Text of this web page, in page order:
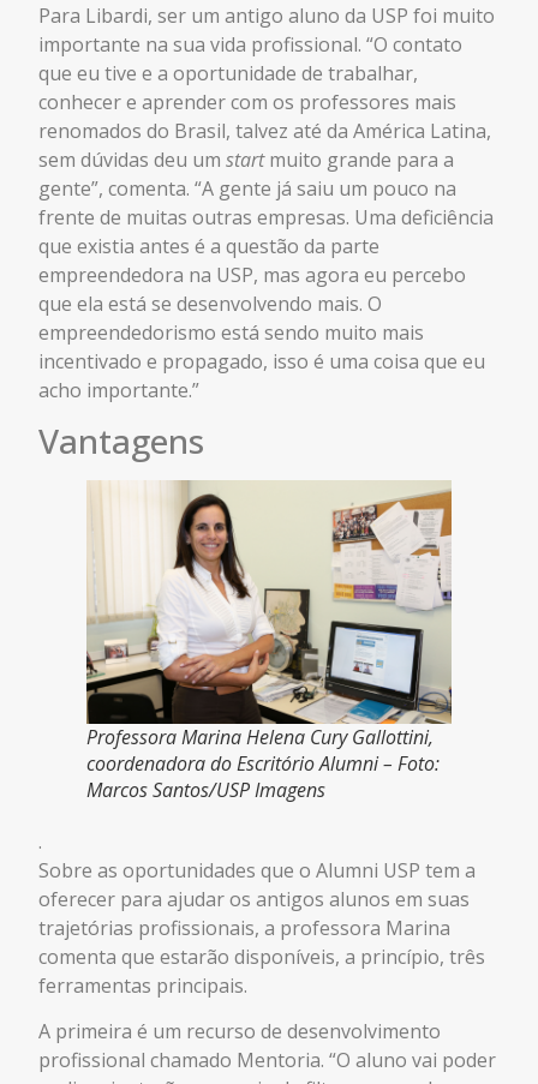
Para Libardi, ser um antigo aluno da USP foi muito
importante na sua vida profissional. “O contato
que eu tive e a oportunidade de trabalhar,
conhecer e aprender com os professores mais
renomados do Brasil, talvez até da América Latina,
sem dúvidas deu um startmuito grande para a
gente”, comenta. “A gente já saiu um pouco na
frente de muitas outras empresas. Uma deficiência
que existia antes é a questão da parte
empreendedora na USP, mas agora eu percebo
que ela está se desenvolvendo mais. O
empreendedorismo está sendo muito mais
incentivado e propagado, isso é uma coisa que eu
acho importante.”
Vantagens
Professora Marina Helena Cury Gallottini,
coordenadora do Escritório Alumni – Foto:
Marcos Santos/USP Imagens
.
Sobre as oportunidades que o Alumni USP tem a
oferecer para ajudar os antigos alunos em suas
trajetórias profissionais, a professora Marina
comenta que estarão disponíveis, a princípio, três
ferramentas principais.
A primeira é um recurso de desenvolvimento
profissional chamado Mentoria. “O aluno vai poder